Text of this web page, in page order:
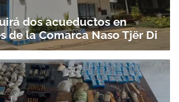
dos acueductos en
de la Comarca Naso Tjër Di